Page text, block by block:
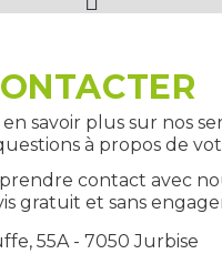
savoir plus sur nos
à propos de
prendre contact avec
gratuit et sans
55A - 7050 Jurbise